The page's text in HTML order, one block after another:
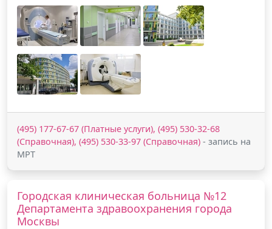
(495) 177-67-67 (Платные услуги), (495) 530-32-68
(Справочная), (495) 530-33-97 (Справочная) - запись на
МРТ
Городская клиническая больница №12
Департамента здравоохранения города
Москвы